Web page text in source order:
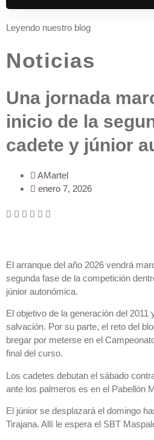
Leyendo nuestro blog
Noticias
Una jornada
inicio de la
cadete y júnior
AMartel
enero 7, 2026
El arranque del año 2026 vendrá
segunda fase de la competición
júnior autonómica.
El objetivo de la generación del 2011
salvación. Por su parte, el reto del
bregar por meterse en el
final del curso.
Los cadetes debutan el sábado
ante los palmeros es en el Pabellón
El júnior se desplazará el domingo
Tirajana. Allí le espera el SBT